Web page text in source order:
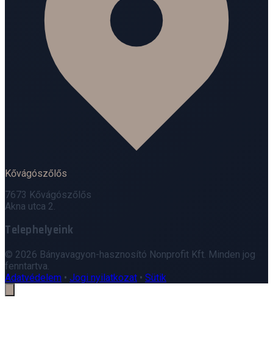
Kővágószőlős
7673 Kővágószőlős
Akna utca 2.
Telephelyeink
+
−
© 2026 Bányavagyon-hasznosító Nonprofit Kft. Minden jog
fenntartva.
Adatvédelem • Jogi nyilatkozat • Sütik